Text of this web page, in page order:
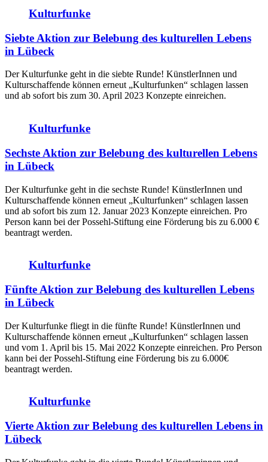
Kulturfunke
Siebte Aktion zur Belebung des kulturellen Lebens
in Lübeck
Der Kulturfunke geht in die siebte Runde! KünstlerInnen und
Kulturschaffende können erneut „Kulturfunken“ schlagen lassen
und ab sofort bis zum 30. April 2023 Konzepte einreichen.
Kulturfunke
Sechste Aktion zur Belebung des kulturellen Lebens
in Lübeck
Der Kulturfunke geht in die sechste Runde! KünstlerInnen und
Kulturschaffende können erneut „Kulturfunken“ schlagen lassen
und ab sofort bis zum 12. Januar 2023 Konzepte einreichen. Pro
Person kann bei der Possehl-Stiftung eine Förderung bis zu 6.000 €
beantragt werden.
Kulturfunke
Fünfte Aktion zur Belebung des kulturellen Lebens
in Lübeck
Der Kulturfunke fliegt in die fünfte Runde! KünstlerInnen und
Kulturschaffende können erneut „Kulturfunken“ schlagen lassen
und vom 1. April bis 15. Mai 2022 Konzepte einreichen. Pro Person
kann bei der Possehl-Stiftung eine Förderung bis zu 6.000€
beantragt werden.
Kulturfunke
Vierte Aktion zur Belebung des kulturellen Lebens in
Lübeck